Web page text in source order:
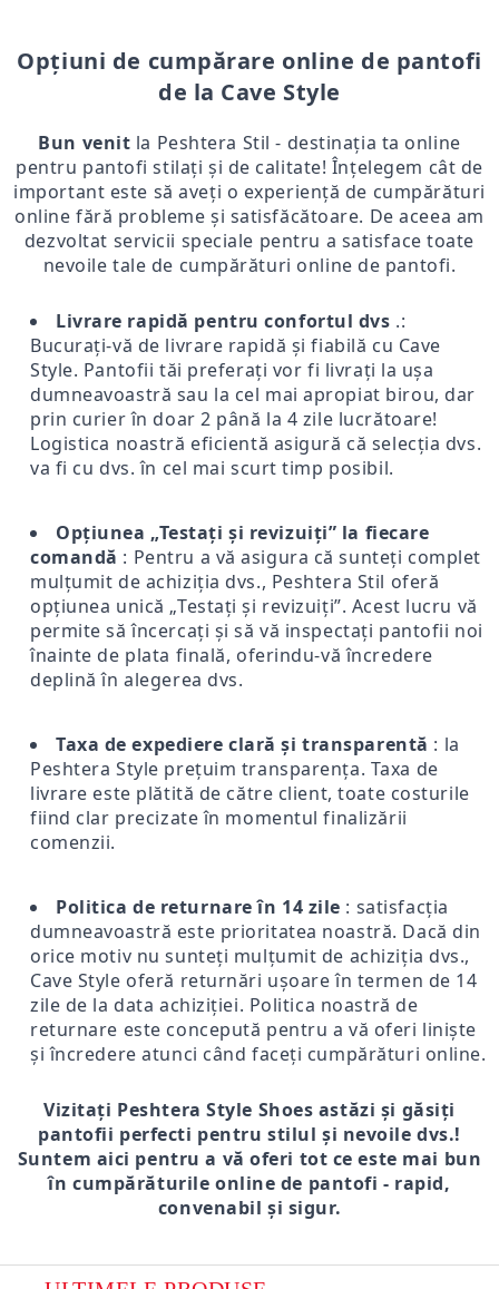
Opțiuni de cumpărare online de pantofi
de la Cave Style
Bun venit la Peshtera Stil - destinația ta online
pentru pantofi stilați și de calitate! Înțelegem cât de
important este să aveți o experiență de cumpărături
online fără probleme și satisfăcătoare. De aceea am
dezvoltat servicii speciale pentru a satisface toate
nevoile tale de cumpărături online de pantofi.
Livrare rapidă pentru confortul dvs .:
Bucurați-vă de livrare rapidă și fiabilă cu Cave
Style. Pantofii tăi preferați vor fi livrați la ușa
dumneavoastră sau la cel mai apropiat birou, dar
prin curier în doar 2 până la 4 zile lucrătoare!
Logistica noastră eficientă asigură că selecția dvs.
va fi cu dvs. în cel mai scurt timp posibil.
Opțiunea „Testați și revizuiți” la fiecare
comandă : Pentru a vă asigura că sunteți complet
mulțumit de achiziția dvs., Peshtera Stil oferă
opțiunea unică „Testați și revizuiți”. Acest lucru vă
permite să încercați și să vă inspectați pantofii noi
înainte de plata finală, oferindu-vă încredere
deplină în alegerea dvs.
Taxa de expediere clară și transparentă : la
Peshtera Style prețuim transparența. Taxa de
livrare este plătită de către client, toate costurile
fiind clar precizate în momentul finalizării
comenzii.
Politica de returnare în 14 zile : satisfacția
dumneavoastră este prioritatea noastră. Dacă din
orice motiv nu sunteți mulțumit de achiziția dvs.,
Cave Style oferă returnări ușoare în termen de 14
zile de la data achiziției. Politica noastră de
returnare este concepută pentru a vă oferi liniște
și încredere atunci când faceți cumpărături online.
Vizitați Peshtera Style Shoes astăzi și găsiți
pantofii perfecti pentru stilul și nevoile dvs.!
Suntem aici pentru a vă oferi tot ce este mai bun
în cumpărăturile online de pantofi - rapid,
convenabil și sigur.